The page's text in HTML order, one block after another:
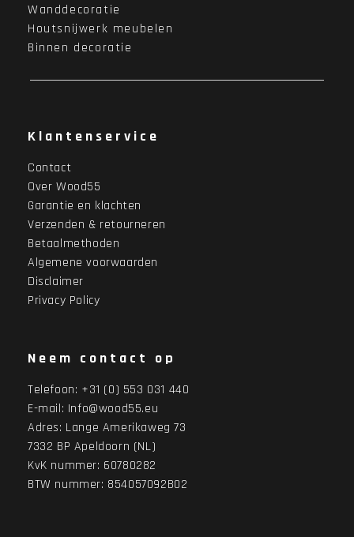
Wanddecoratie
Houtsnijwerk meubelen
Binnen decoratie
Klantenservice
Contact
Over Wood55
Garantie en klachten
Verzenden & retourneren
Betaalmethoden
Algemene voorwaarden
Disclaimer
Privacy Policy
Neem contact op
Telefoon: +31 (0) 553 031 440
E-mail: Info@wood55.eu
Adres: Lange Amerikaweg 73
7332 BP Apeldoorn (NL)
KvK nummer: 60780282
BTW nummer: 854057092B02